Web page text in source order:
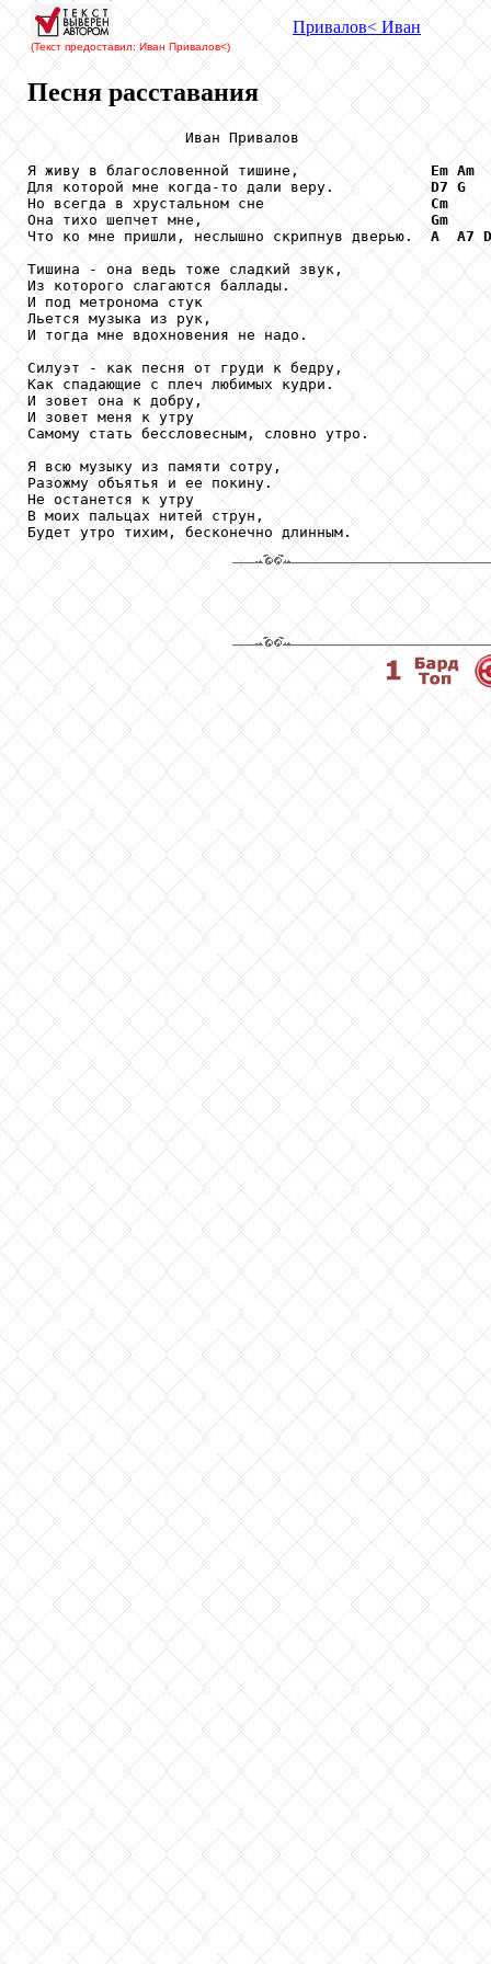
(Текст предоставил: Иван Привалов<)
Привалов< Иван
Песня расставания
                  Иван Привалов
Я живу в благословенной тишине, Em Am
Для которой мне когда-то дали веру. D7 G
Но всегда в хрустальном сне Cm
Она тихо шепчет мне, Gm
Что ко мне пришли, неслышно скрипнув дверью. A A7 D
Тишина - она ведь тоже сладкий звук,
Из которого слагаются баллады.
И под метронома стук
Льется музыка из рук,
И тогда мне вдохновения не надо.
Силуэт - как песня от груди к бедру,
Как спадающие с плеч любимых кудри.
И зовет она к добру,
И зовет меня к утру
Самому стать бессловесным, словно утро.
Я всю музыку из памяти сотру,
Разожму объятья и ее покину.
Не останется к утру
В моих пальцах нитей струн,